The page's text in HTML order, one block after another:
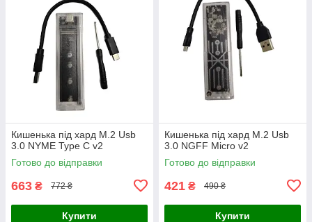
Кишенька під хард M.2 Usb
3.0 NYME Type C v2
Готово до відправки
663 ₴ 772 ₴
Купити
Кишенька під хард M.2 Usb
3.0 NGFF Micro v2
Готово до відправки
421 ₴ 490 ₴
Купити